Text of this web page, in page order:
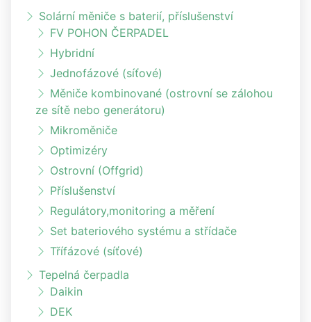
Solární měniče s baterií, příslušenství
FV POHON ČERPADEL
Hybridní
Jednofázové (síťové)
Měniče kombinované (ostrovní se zálohou
ze sítě nebo generátoru)
Mikroměniče
Optimizéry
Ostrovní (Offgrid)
Příslušenství
Regulátory,monitoring a měření
Set bateriového systému a střídače
Třífázové (síťové)
Tepelná čerpadla
Daikin
DEK